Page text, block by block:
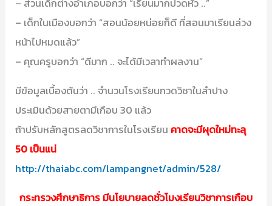
– เด็กในเมืองบอกว่า “สอนน้อยหน่อยก็ดี ที่สอนมาเรียนล่วง
หน้าไปหมดแล้ว”
– คุณครูบอกว่า “ดีมาก .. จะได้มีเวลาทำผลงาน”
มีข้อมูลเบื้องต้นว่า .. จำนวนโรงเรียนกวดวิชาในลำปาง
ประเมินด้วยสายตามีเกือบ 30 แล้ว
ถ้าปรับหลักสูตรลดวิชาการในโรงเรียน คาดจะมีผุดใหม่ทะลุ
50 เป็นแน่
http://thaiabc.com/lampangnet/admin/528/
กระทรวงศึกษาธิการ มีนโยบายลดชั่วโมงเรียนวิชาการเกือบ